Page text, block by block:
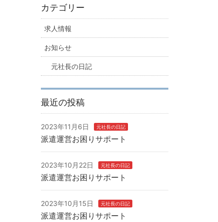
カテゴリー
求人情報
お知らせ
元社長の日記
最近の投稿
2023年11月6日 元社長の日記
派遣運営お困りサポート
2023年10月22日 元社長の日記
派遣運営お困りサポート
2023年10月15日 元社長の日記
派遣運営お困りサポート